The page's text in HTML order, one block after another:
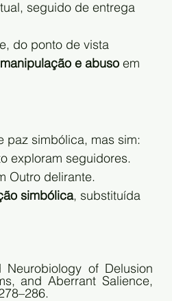
seguido de entrega
do ponto de vista
manipulação e abuso em
paz simbólica, mas sim:
exploram seguidores.
Outro delirante.
simbólica, substituída
of Delusion